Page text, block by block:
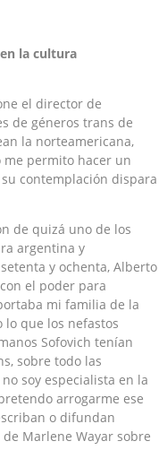
la cultura
el director de
de géneros trans de
la norteamericana,
me permito hacer un
contemplación dispara
de quizá uno de los
argentina y
y ochenta, Alberto
el poder para
mi familia de la
que los nefastos
Sofovich tenían
sobre todo las
soy especialista en la
arrogarme ese
o difundan
Marlene Wayar sobre